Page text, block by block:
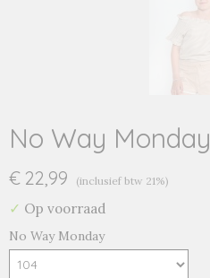
No Way Monday
€ 22,99 (inclusief btw 21%)
✓ Op voorraad
No Way Monday